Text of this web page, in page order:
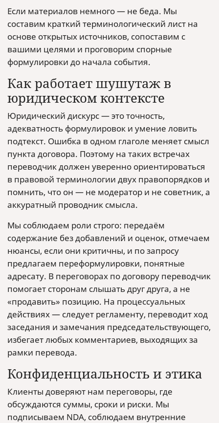
Если материалов немного — не беда. Мы
составим краткий терминологический лист на
основе открытых источников, сопоставим с
вашими целями и проговорим спорные
формулировки до начала события.
Как работает шушутаж в
юридическом контексте
Юридический дискурс — это точность,
адекватность формулировок и умение ловить
подтекст. Ошибка в одном глаголе меняет смысл
пункта договора. Поэтому на таких встречах
переводчик должен уверенно ориентироваться
в правовой терминологии двух правопорядков и
помнить, что он — не модератор и не советник, а
аккуратный проводник смысла.
Мы соблюдаем роли строго: передаём
содержание без добавлений и оценок, отмечаем
нюансы, если они критичны, и по запросу
предлагаем переформулировки, понятные
адресату. В переговорах по договору переводчик
помогает сторонам слышать друг друга, а не
«продавить» позицию. На процессуальных
действиях — следует регламенту, переводит ход
заседания и замечания председательствующего,
избегает любых комментариев, выходящих за
рамки перевода.
Конфиденциальность и этика
Клиенты доверяют нам переговоры, где
обсуждаются суммы, сроки и риски. Мы
подписываем NDA, соблюдаем внутренние